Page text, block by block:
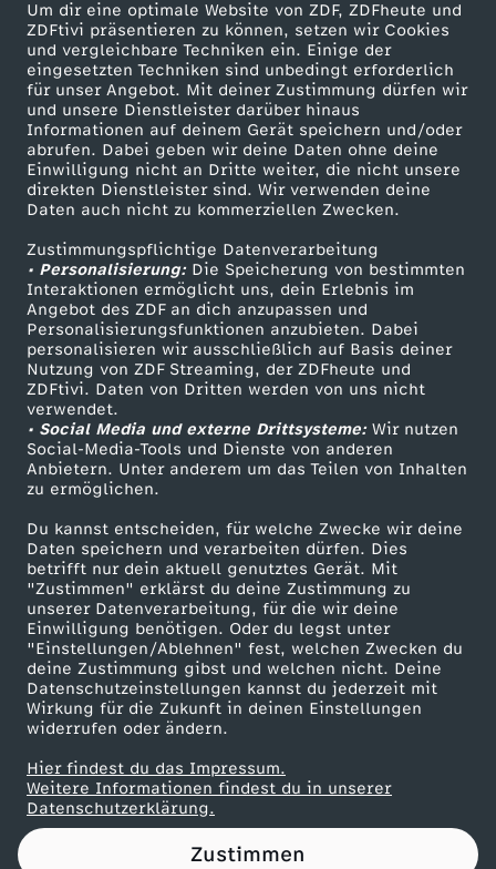
Um dir eine optimale Website von ZDF, ZDFheute und
ZDFtivi präsentieren zu können, setzen wir Cookies
und vergleichbare Techniken ein. Einige der
eingesetzten Techniken sind unbedingt erforderlich
für unser Angebot. Mit deiner Zustimmung dürfen wir
und unsere Dienstleister darüber hinaus
Informationen auf deinem Gerät speichern und/oder
abrufen. Dabei geben wir deine Daten ohne deine
Einwilligung nicht an Dritte weiter, die nicht unsere
direkten Dienstleister sind. Wir verwenden deine
Daten auch nicht zu kommerziellen Zwecken.
Zustimmungspflichtige Datenverarbeitung
• Personalisierung:Die Speicherung von bestimmten
Interaktionen ermöglicht uns, dein Erlebnis im
Angebot des ZDF an dich anzupassen und
Personalisierungsfunktionen anzubieten. Dabei
personalisieren wir ausschließlich auf Basis deiner
Nutzung von ZDF Streaming, der ZDFheute und
ZDFtivi. Daten von Dritten werden von uns nicht
verwendet.
• Social Media und externe Drittsysteme:Wir nutzen
Social-Media-Tools und Dienste von anderen
Anbietern. Unter anderem um das Teilen von Inhalten
zu ermöglichen.
Du kannst entscheiden, für welche Zwecke wir deine
Daten speichern und verarbeiten dürfen. Dies
betrifft nur dein aktuell genutztes Gerät. Mit
"Zustimmen" erklärst du deine Zustimmung zu
unserer Datenverarbeitung, für die wir deine
Einwilligung benötigen. Oder du legst unter
"Einstellungen/Ablehnen" fest, welchen Zwecken du
deine Zustimmung gibst und welchen nicht. Deine
Datenschutzeinstellungen kannst du jederzeit mit
Wirkung für die Zukunft in deinen Einstellungen
widerrufen oder ändern.
Hier findest du das Impressum.
Weitere Informationen findest du in unserer
Datenschutzerklärung.
Zustimmen
s
s
p
r
a
c
h
e
z
u
r
R
e
g
i
e
Mehr ZDF
ZDF-Apps
Smart TV
ZDFtext
Livestreams
Sendungen A-Z
TV-Programm
Service
ZDFmitreden
Kontakt zum ZDF
Tickets
Zuschauerservice
Hilfe
ZDF Unternehmen
Karriere
ZDF goes Schule
Werbefernsehen
Mainzelmännchen
Partner